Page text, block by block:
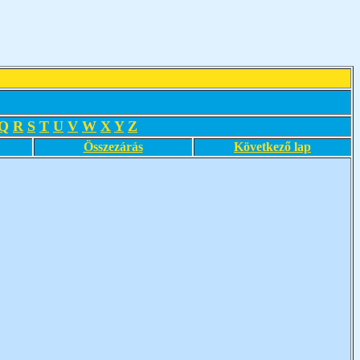
R S T U V W X Y Z
Összezárás Következő lap